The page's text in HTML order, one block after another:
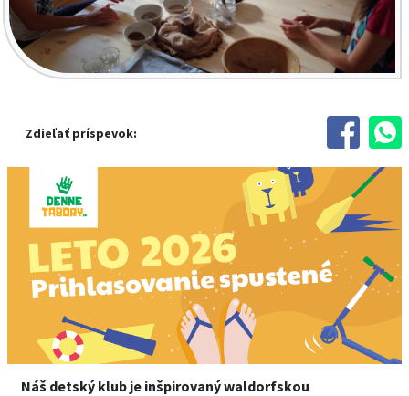
Zdieľať príspevok:
Náš detský klub je inšpirovaný waldorfskou